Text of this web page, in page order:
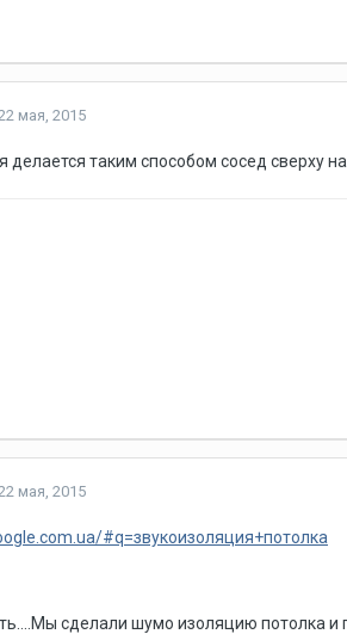
мая, 2015
делается таким способом сосед сверху
мая, 2015
#q=звукоизоляция+потолка
сделали шумо изоляцию потолка и